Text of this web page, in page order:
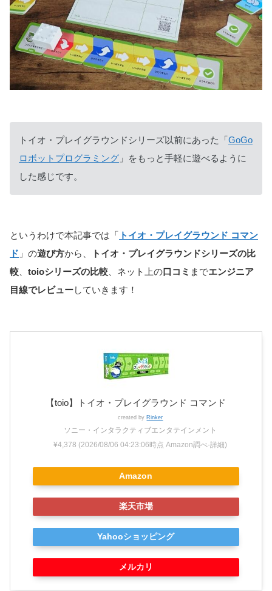
トイオ・プレイグラウンドシリーズ以前にあった「GoGo
ロボットプログラミング 」をもっと手軽に遊べるように
した感じです。
というわけで本記事では「 トイオ・プレイグラウンド コマン
ド 」の遊び方から、
トイオ・プレイグラウンドシリーズの比
較
toioシリーズの比較 、ネット上の口コミ までエンジニア
目線でレビューしていきます！
【toio】トイオ・プレイグラウンド コマンド
created by Rinker
ソニー・インタラクティブエンタテインメント
¥4,378 (2026/08/06 04:23:06時点 Amazon調べ-詳細)
Amazon
楽天市場
Yahooショッピング
メルカリ